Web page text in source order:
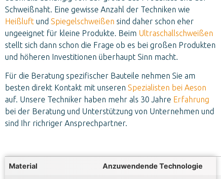
Schweißnaht. Eine gewisse Anzahl der Techniken wie
Heißluft und Spiegelschweißen sind daher schon eher
ungeeignet für kleine Produkte. Beim Ultraschallschweißen
stellt sich dann schon die Frage ob es bei großen Produkten
und höheren Investitionen überhaupt Sinn macht.
Für die Beratung spezifischer Bauteile nehmen Sie am
besten direkt Kontakt mit unseren Spezialisten bei Aeson
auf. Unsere Techniker haben mehr als 30 Jahre Erfahrung
bei der Beratung und Unterstützung von Unternehmen und
sind Ihr richriger Ansprechpartner.
Material Anzuwendende Technologie